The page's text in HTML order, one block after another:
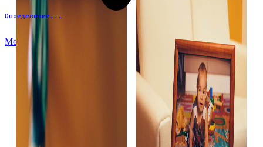
Определение...
Меню